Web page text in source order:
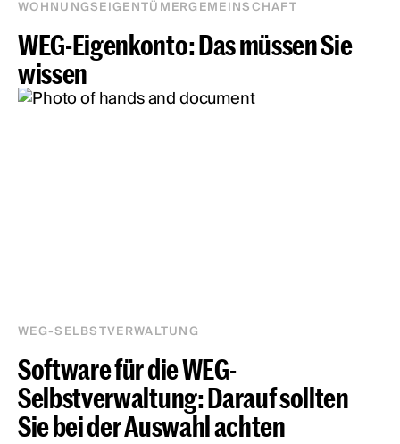
WOHNUNGSEIGENTÜMERGEMEINSCHAFT
WEG-Eigenkonto: Das müssen Sie
wissen
WEG-SELBSTVERWALTUNG
Software für die WEG-
Selbstverwaltung: Darauf sollten
Sie bei der Auswahl achten